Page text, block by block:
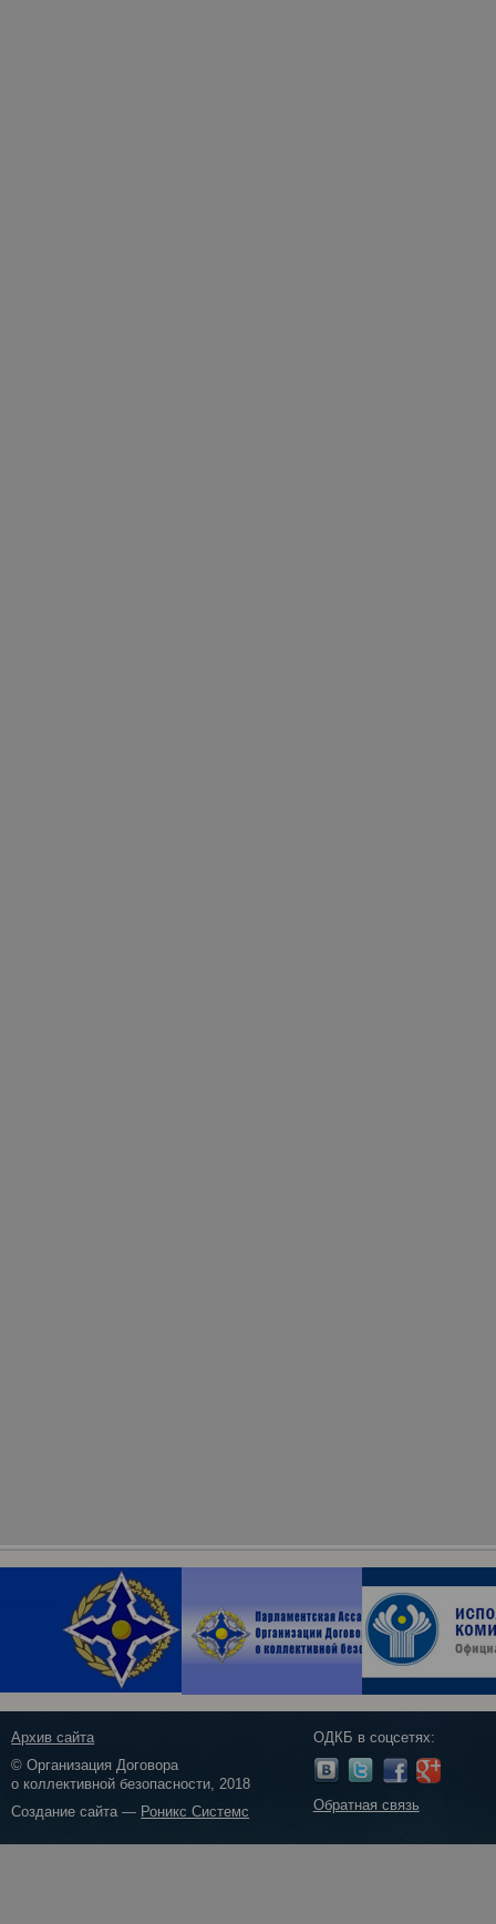
Архив сайта
© Организация Договора
о коллективной безопасности, 2018
Создание сайта — Роникс Системс
ОДКБ в соцсетях:
Обратная связь